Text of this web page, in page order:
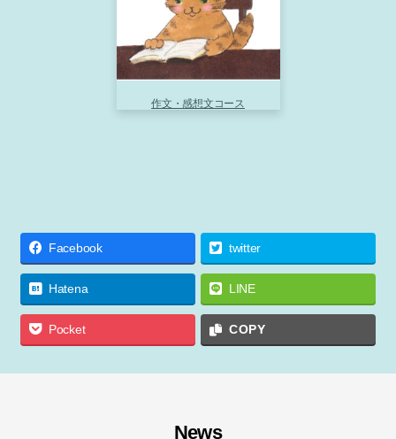
作文・感想文コース
Facebook twitter
Hatena LINE
Pocket COPY
News